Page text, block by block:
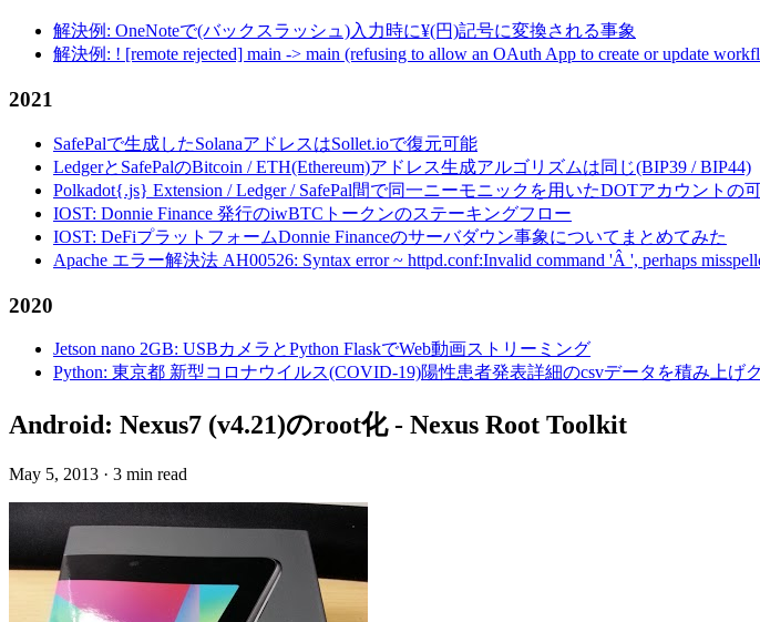
解決例: OneNoteで(バックスラッシュ)入力時に¥(円)記号に変換される事象
解決例: ! [remote rejected] main -> main (refusing to allow an OAuth App to create or update
2021
SafePalで生成したSolanaアドレスはSollet.ioで復元可能
LedgerとSafePalのBitcoin / ETH(Ethereum)アドレス生成アルゴリズムは同じ(BIP39 / BIP44)
Polkadot{.js} Extension / Ledger / SafePal間で同一ニーモニックを用いたDOTアカウントの
IOST: Donnie Finance 発行のiwBTCトークンのステーキングフロー
IOST: DeFiプラットフォームDonnie Financeのサーバダウン事象についてまとめてみた
Apache エラー解決法 AH00526: Syntax error ~ httpd.conf:Invalid command 'Â ', perhaps
2020
Jetson nano 2GB: USBカメラとPython FlaskでWeb動画ストリーミング
Python: 東京都 新型コロナウイルス(COVID-19)陽性患者発表詳細のcsvデータを積み上げ
Android: Nexus7 (v4.21)のroot化 - Nexus Root Toolkit
May 5, 2013 · 3 min read